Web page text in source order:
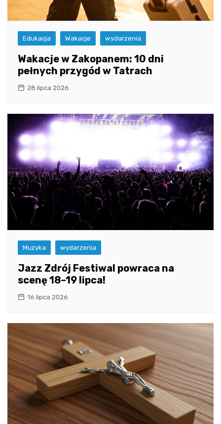
Edukacja Wakacje wydarzenia
Wakacje w Zakopanem: 10 dni
pełnych przygód w Tatrach
28 lipca 2026
Muzyka wydarzenia
Jazz Zdrój Festiwal powraca na
scenę 18–19 lipca!
16 lipca 2026